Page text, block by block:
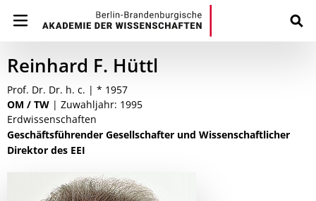
Reinhard F. Hüttl
Prof. Dr. Dr. h. c. | * 1957
OM / TW | Zuwahljahr: 1995
Erdwissenschaften
Geschäftsführender Gesellschafter und Wissenschaftlicher
Direktor des EEI